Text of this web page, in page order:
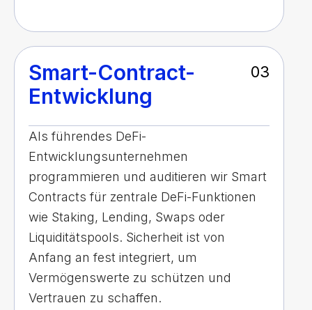
Smart-Contract-
Entwicklung
03
Als führendes DeFi-
Entwicklungsunternehmen
programmieren und auditieren wir Smart
Contracts für zentrale DeFi-Funktionen
wie Staking, Lending, Swaps oder
Liquiditätspools. Sicherheit ist von
Anfang an fest integriert, um
Vermögenswerte zu schützen und
Vertrauen zu schaffen.